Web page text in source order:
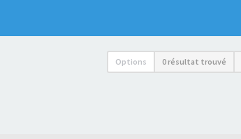
Options 0 résultat trouvé